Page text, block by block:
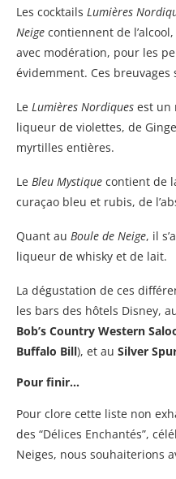
Les cocktails Lumières
Neige contiennent de
avec modération, pour les
évidemment. Ces
Le Lumières Nordiques est un
liqueur de violettes, de
myrtilles entières.
Le Bleu Mystique contient de
curaçao bleu et rubis, de
Quant au Boule de Neige, il
liqueur de whisky et de lait.
La dégustation de ces
les bars des hôtels Disney,
Bob’s Country Western
Buffalo Bill), et au Silver
Pour finir…
Pour clore cette liste non
des “Délices Enchantés”,
Neiges, nous souhaiterions